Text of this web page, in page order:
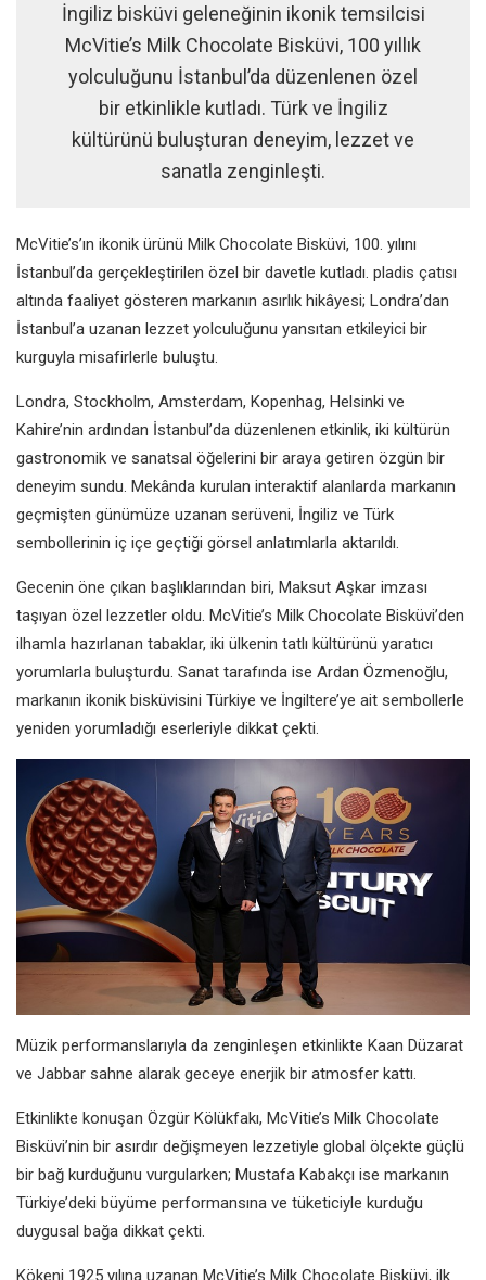
İngiliz bisküvi geleneğinin ikonik temsilcisi
McVitie’s Milk Chocolate Bisküvi, 100 yıllık
yolculuğunu İstanbul’da düzenlenen özel
bir etkinlikle kutladı. Türk ve İngiliz
kültürünü buluşturan deneyim, lezzet ve
sanatla zenginleşti.
McVitie’s’ın ikonik ürünü Milk Chocolate Bisküvi, 100. yılını
İstanbul’da gerçekleştirilen özel bir davetle kutladı. pladis çatısı
altında faaliyet gösteren markanın asırlık hikâyesi; Londra’dan
İstanbul’a uzanan lezzet yolculuğunu yansıtan etkileyici bir
kurguyla misafirlerle buluştu.
Londra, Stockholm, Amsterdam, Kopenhag, Helsinki ve
Kahire’nin ardından İstanbul’da düzenlenen etkinlik, iki kültürün
gastronomik ve sanatsal öğelerini bir araya getiren özgün bir
deneyim sundu. Mekânda kurulan interaktif alanlarda markanın
geçmişten günümüze uzanan serüveni, İngiliz ve Türk
sembollerinin iç içe geçtiği görsel anlatımlarla aktarıldı.
Gecenin öne çıkan başlıklarından biri, Maksut Aşkar imzası
taşıyan özel lezzetler oldu. McVitie’s Milk Chocolate Bisküvi’den
ilhamla hazırlanan tabaklar, iki ülkenin tatlı kültürünü yaratıcı
yorumlarla buluşturdu. Sanat tarafında ise Ardan Özmenoğlu,
markanın ikonik bisküvisini Türkiye ve İngiltere’ye ait sembollerle
yeniden yorumladığı eserleriyle dikkat çekti.
Müzik performanslarıyla da zenginleşen etkinlikte Kaan Düzarat
ve Jabbar sahne alarak geceye enerjik bir atmosfer kattı.
Etkinlikte konuşan Özgür Kölükfakı, McVitie’s Milk Chocolate
Bisküvi’nin bir asırdır değişmeyen lezzetiyle global ölçekte güçlü
bir bağ kurduğunu vurgularken; Mustafa Kabakçı ise markanın
Türkiye’deki büyüme performansına ve tüketiciyle kurduğu
duygusal bağa dikkat çekti.
Kökeni 1925 yılına uzanan McVitie’s Milk Chocolate Bisküvi, ilk